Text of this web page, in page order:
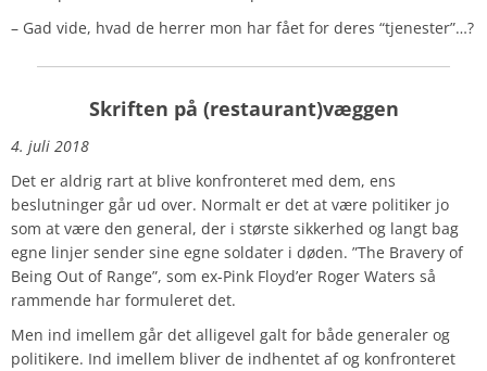
– Gad vide, hvad de herrer mon har fået for deres “tjenester”…?
Skriften på (restaurant)væggen
4. juli 2018
Det er aldrig rart at blive konfronteret med dem, ens
beslutninger går ud over. Normalt er det at være politiker jo
som at være den general, der i største sikkerhed og langt bag
egne linjer sender sine egne soldater i døden. ”The Bravery of
Being Out of Range”, som ex-Pink Floyd’er Roger Waters så
rammende har formuleret det.
Men ind imellem går det alligevel galt for både generaler og
politikere. Ind imellem bliver de indhentet af og konfronteret